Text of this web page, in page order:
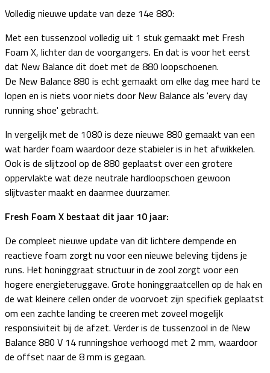
Volledig nieuwe update van deze 14e 880:
Met een tussenzool volledig uit 1 stuk gemaakt met Fresh
Foam X, lichter dan de voorgangers. En dat is voor het eerst
dat New Balance dit doet met de 880 loopschoenen.
De New Balance 880 is echt gemaakt om elke dag mee hard te
lopen en is niets voor niets door New Balance als 'every day
running shoe' gebracht.
In vergelijk met de 1080 is deze nieuwe 880 gemaakt van een
wat harder foam waardoor deze stabieler is in het afwikkelen.
Ook is de slijtzool op de 880 geplaatst over een grotere
oppervlakte wat deze neutrale hardloopschoen gewoon
slijtvaster maakt en daarmee duurzamer.
Fresh Foam X bestaat dit jaar 10 jaar:
De compleet nieuwe update van dit lichtere dempende en
reactieve foam zorgt nu voor een nieuwe beleving tijdens je
runs. Het honinggraat structuur in de zool zorgt voor een
hogere energieteruggave. Grote honinggraatcellen op de hak en
de wat kleinere cellen onder de voorvoet zijn specifiek geplaatst
om een zachte landing te creeren met zoveel mogelijk
responsiviteit bij de afzet. Verder is de tussenzool in de New
Balance 880 V 14 runningshoe verhoogd met 2 mm, waardoor
de offset naar de 8 mm is gegaan.